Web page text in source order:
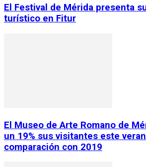
El Festival de Mérida presenta
turístico en Fitur
El Museo de Arte Romano de
un 19% sus visitantes este
comparación con 2019